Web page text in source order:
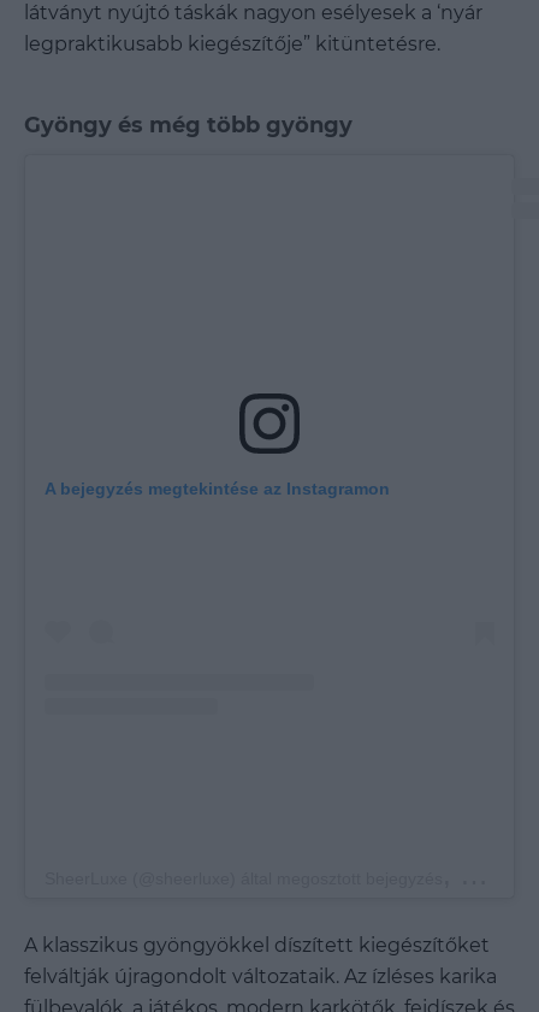
látványt nyújtó táskák nagyon esélyesek a ‘nyár
legpraktikusabb kiegészítője” kitüntetésre.
Gyöngy és még több gyöngy
A bejegyzés megtekintése az Instagramon
A klasszikus gyöngyökkel díszített kiegészítőket
felváltják újragondolt változataik. Az ízléses karika